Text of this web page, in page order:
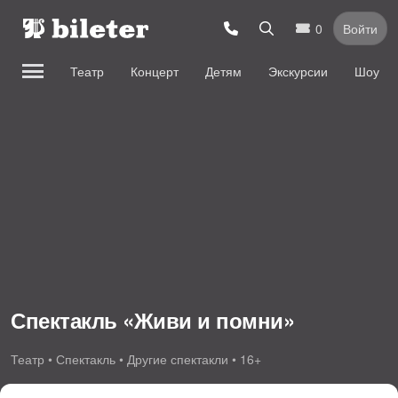
0 Войти
Театр Концерт Детям Экскурсии Шоу
Спектакль «Живи и помни»
Театр • Спектакль • Другие спектакли • 16+